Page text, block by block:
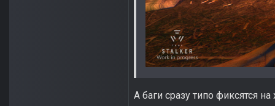
А баги сразу типо фиксятся